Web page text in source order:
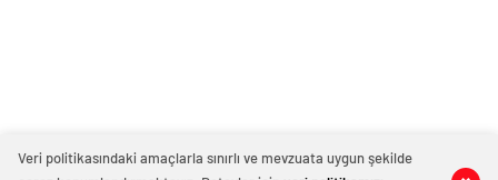
Veri politikasındaki amaçlarla sınırlı ve mevzuata uygun şekilde